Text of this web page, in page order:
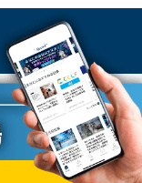
な価値創造